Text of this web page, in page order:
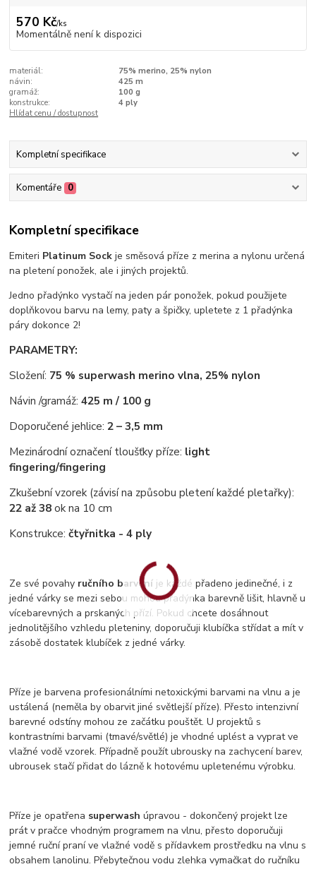
570 Kč/ks
Momentálně není k dispozici
materiál:
75% merino, 25% nylon
návin:
425 m
gramáž:
100 g
konstrukce:
4 ply
Hlídat cenu / dostupnost
Kompletní specifikace
Komentáře 0
Kompletní specifikace
Emiteri Platinum Sockje směsová příze z merina a nylonu určená
na pletení ponožek, ale i jiných projektů.
Jedno přadýnko vystačí na jeden pár ponožek, pokud použijete
doplňkovou barvu na lemy, paty a špičky, upletete z 1 přadýnka
páry dokonce 2!
PARAMETRY:
Složení: 75 % superwash merino vlna, 25% nylon
Návin /gramáž: 425 m / 100 g
Doporučené jehlice:2 – 3,5 mm
Mezinárodní označení tloušťky příze: light
fingering/fingering
Zkušební vzorek (závisí na způsobu pletení každé pletařky):
22 až 38ok na 10 cm
Konstrukce:čtyřnitka - 4 ply
Ze své povahy ručního barvení je každé přadeno jedinečné, i z
jedné várky se mezi sebou mohou přadýnka barevně lišit, hlavně u
vícebarevných a prskaných přízí. Pokud chcete dosáhnout
jednolitějšího vzhledu pleteniny, doporučuji klubíčka střídat a mít v
zásobě dostatek klubíček z jedné várky.
Příze je barvena profesionálními netoxickými barvami na vlnu a je
ustálená (neměla by obarvit jiné světlejší příze). Přesto intenzivní
barevné odstíny mohou ze začátku pouštět. U projektů s
kontrastními barvami (tmavé/světlé) je vhodné uplést a vyprat ve
vlažné vodě vzorek. Případně použít ubrousky na zachycení barev,
ubrousek stačí přidat do lázně k hotovému upletenému výrobku.
Příze je opatřena superwash úpravou - dokončený projekt lze
prát v pračce vhodným programem na vlnu, přesto doporučuji
jemné ruční praní ve vlažné vodě s přídavkem prostředku na vlnu s
obsahem lanolinu. Přebytečnou vodu zlehka vymačkat do ručníku